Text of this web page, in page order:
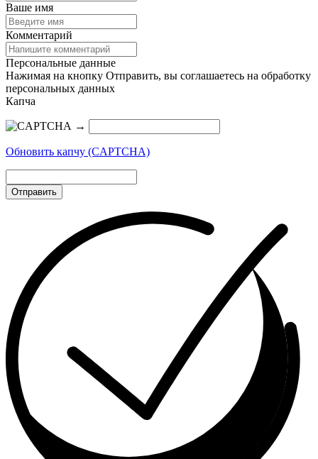
Ваше имя
Комментарий
Персональные данные
Нажимая на кнопку Отправить, вы соглашаетесь на обработку
персональных данных
Капча
→
Обновить капчу (CAPTCHA)
Отправить